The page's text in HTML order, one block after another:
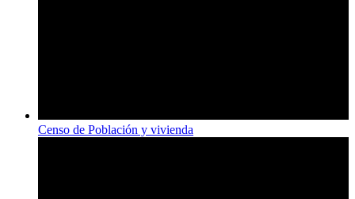
Censo de Población y vivienda